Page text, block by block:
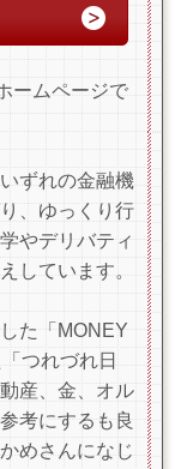
ームページで
ずれの金融機
、ゆっくり行
やデリバティ
しています。
た「MONEY
つれづれ日
産、金、オル
考にするも良
めさんになじ